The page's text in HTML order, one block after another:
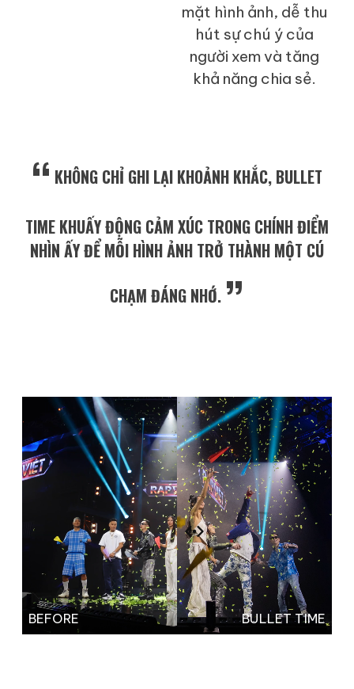
mặt hình ảnh, dễ thu
hút sự chú ý của
người xem và tăng
khả năng chia sẻ.
“ KHÔNG CHỈ GHI LẠI KHOẢNH KHẮC, BULLET
TIME KHUẤY ĐỘNG CẢM XÚC TRONG CHÍNH ĐIỂM
NHÌN ẤY ĐỂ MỖI HÌNH ẢNH TRỞ THÀNH MỘT CÚ
CHẠM ĐÁNG NHỚ. ”
BEFORE BULLET TIME